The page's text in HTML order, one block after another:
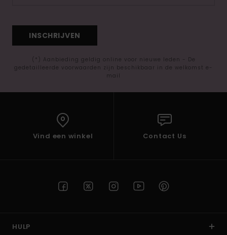
INSCHRIJVEN
(*) Aanbieding geldig online voor nieuwe leden - De
gedetailleerde voorwaarden zijn beschikbaar in de welkomst e-
mail
Vind een winkel Contact Us
HULP